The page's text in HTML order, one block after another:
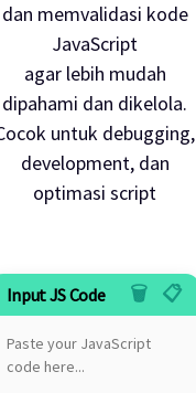
dan memvalidasi kode
JavaScript
agar lebih mudah
dipahami dan dikelola.
untuk debugging,
development, dan
optimasi script
Input JS Code 🗑️ 📋